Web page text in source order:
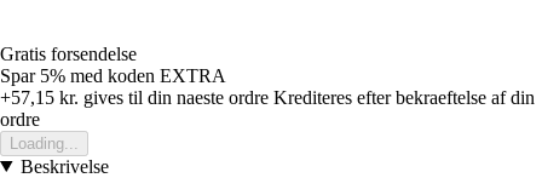
Gratis forsendelse
Spar 5% med koden EXTRA
+57,15 kr. gives til din naeste ordre Krediteres efter bekraeftelse af din
ordre
Loading...
Beskrivelse